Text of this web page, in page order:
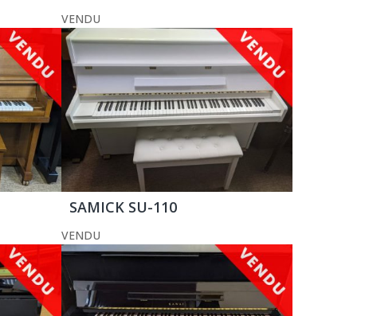
VENDU
SAMICK SU-110
VENDU